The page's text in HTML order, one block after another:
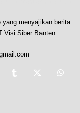
yang menyajikan berita
Visi Siber Banten